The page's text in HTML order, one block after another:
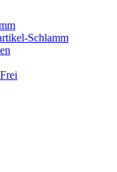
Schlamm